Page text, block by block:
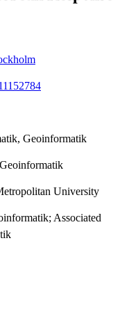
Geoinformatik
University
Associated